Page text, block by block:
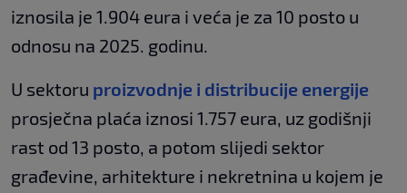
iznosila je 1.904 eura i veća je za 10 posto u
odnosu na 2025. godinu.
U sektoru proizvodnje i distribucije energije
prosječna plaća iznosi 1.757 eura, uz godišnji
rast od 13 posto, a potom slijedi sektor
građevine, arhitekture i nekretnina u kojem je